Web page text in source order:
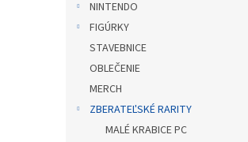
NINTENDO
FIGÚRKY
STAVEBNICE
OBLEČENIE
MERCH
ZBERATEĽSKÉ RARITY
MALÉ KRABICE PC